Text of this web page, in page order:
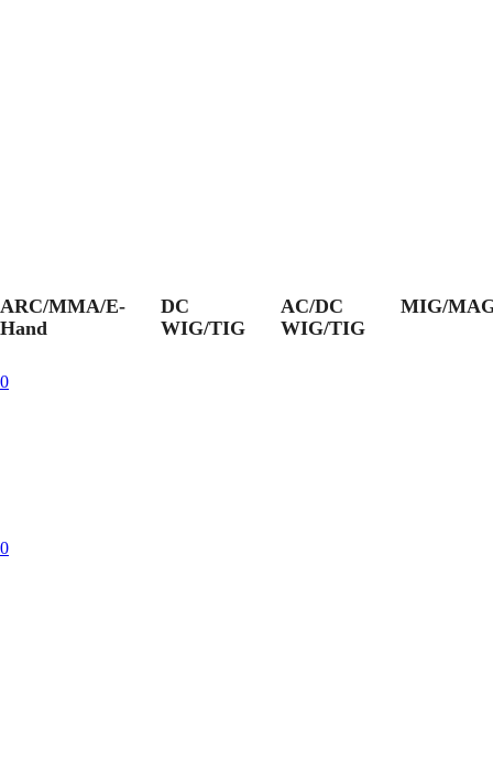
ARC/MMA/E-
Hand
DC
WIG/TIG
AC/DC
WIG/TIG
MIG/
0
0